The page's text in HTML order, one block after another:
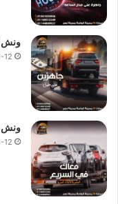
ونش
12
ونش
12